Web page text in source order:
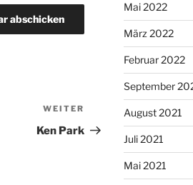
Nächster
Beitrag
WEITER
Ken Park
Mai 2022
März 2022
Februar 2022
September
August 2021
Juli 2021
Mai 2021